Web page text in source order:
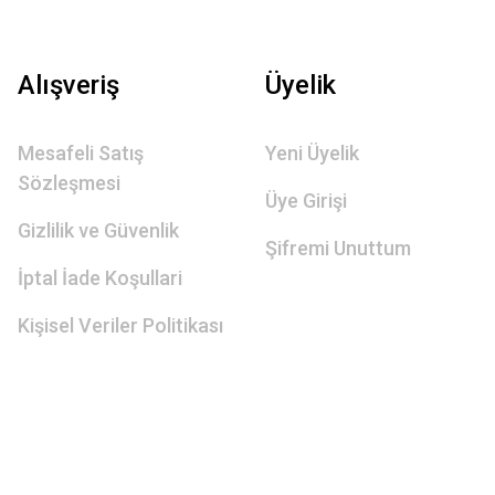
Alışveriş
Mesafeli Satış
Sözleşmesi
Gizlilik ve Güvenlik
İptal İade Koşullari
Kişisel Veriler Politikası
Üyelik
Yeni Üyelik
Üye Girişi
Şifremi Unuttum